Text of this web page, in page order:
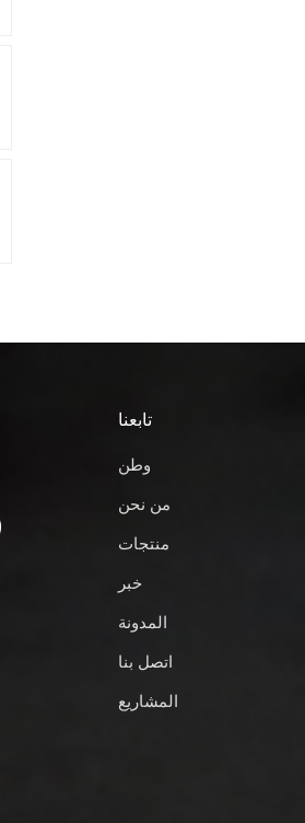
تابعنا
وطن
من نحن
منتجات
خبر
المدونة
اتصل بنا
المشاريع